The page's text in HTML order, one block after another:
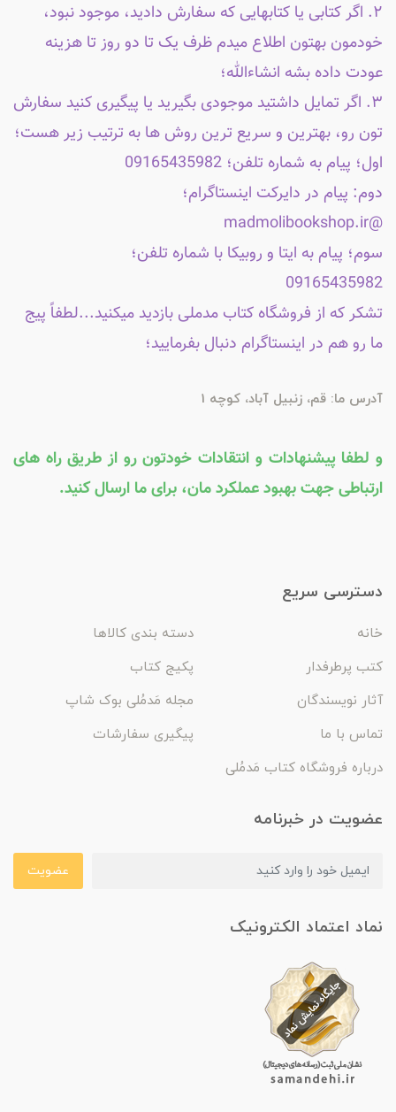
۲. اگر کتابی یا کتابهایی که سفارش دادید، موجود نبود،
خودمون بهتون اطلاع میدم ظرف یک تا دو روز تا هزینه
عودت داده بشه انشاءالله؛
۳. اگر تمایل داشتید موجودی بگیرید یا پیگیری کنید سفارش
تون رو، بهترین و سریع ترین روش ها به ترتیب زیر هست؛
اول؛ پیام به شماره تلفن؛ 09165435982
دوم: پیام در دایرکت اینستاگرام؛
@madmolibookshop.ir
سوم؛ پیام به ایتا و روبیکا با شماره تلفن؛
09165435982
تشکر که از فروشگاه کتاب مدملی بازدید میکنید...لطفاً پیج
ما رو هم در اینستاگرام دنبال بفرمایید؛
آدرس ما: قم، زنبیل آباد، کوچه 1
و لطفا پیشنهادات و انتقادات خودتون رو از طریق راه های
ارتباطی جهت بهبود عملکرد مان، برای ما ارسال کنید.
دسترسی سریع
خانه
دسته بندی کالاها
کتب پرطرفدار
پکیج کتاب
آثار نویسندگان
مجله مَدمُلی بوک شاپ
تماس با ما
پیگیری سفارشات
درباره فروشگاه کتاب مَدمُلی
عضویت در خبرنامه
عضویت
نماد اعتماد الکترونیک